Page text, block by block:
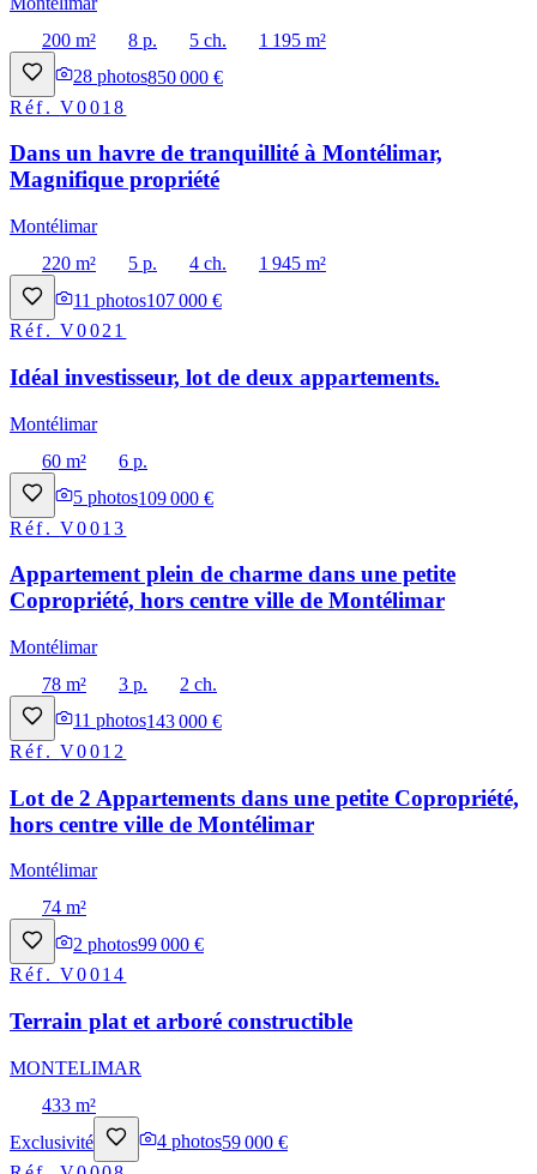
200 m²
8 p. 5 ch.
1 195 m²
28 photos850 000 €
Réf.V0018
Dans un havre de tranquillité à Montélimar,
Magnifique propriété
Montélimar
220 m²
5 p. 4 ch.
1 945 m²
11 photos107 000 €
Réf.V0021
Idéal investisseur, lot de deux appartements.
Montélimar
60 m²
6 p.
5 photos109 000 €
Réf.V0013
Appartement plein de charme dans une petite
Copropriété, hors centre ville de Montélimar
Montélimar
78 m²
3 p.
2 ch.
11 photos143 000 €
Réf.V0012
Lot de 2 Appartements dans une petite Copropriété,
hors centre ville de Montélimar
Montélimar
74 m²
2 photos99 000 €
Réf.V0014
Terrain plat et arboré constructible
MONTELIMAR
433 m²
Exclusivité
4 photos59 000 €